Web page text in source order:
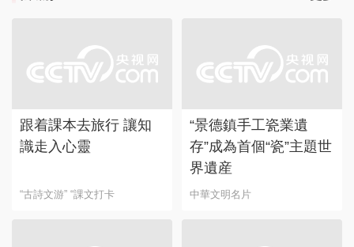
跟着課本去旅行 讓知
識走入心靈
“古詩文游” “課文打卡
“景德鎮手工瓷業遺
存”成為首個“瓷”主題世
界遺産
中華文明名片